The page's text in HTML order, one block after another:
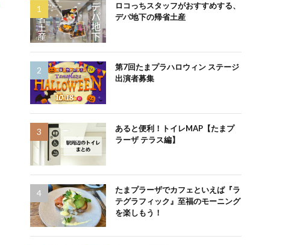
ロコっちスタッフがおすすめする、
デパ地下の帰省土産
第7回たまプラハロウィン ステージ
出演者募集
あると便利！トイレMAP【たまプ
ラーザ テラス編】
たまプラーザでカフェといえば『ラ
テグラフィック』至福のモーニング
を楽しもう！